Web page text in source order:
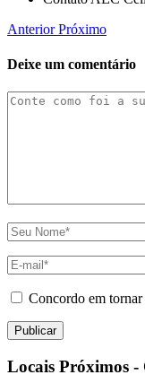
AnteriorPróximo
Deixe um comentário
Concordo em
Locais Próximos -